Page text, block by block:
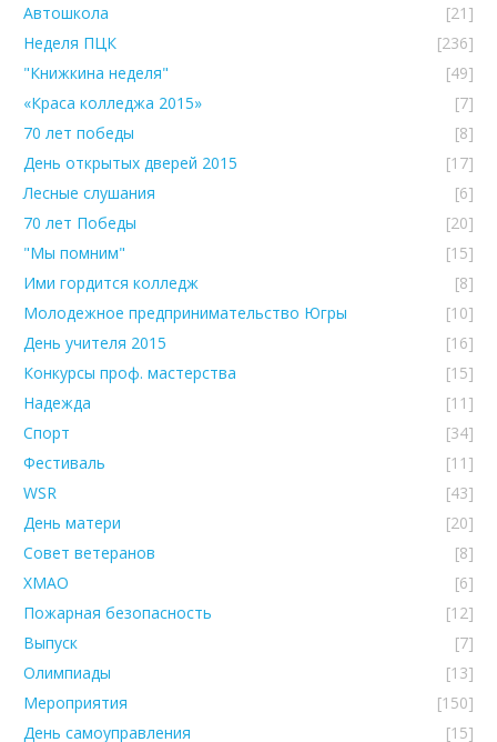
Автошкола
[21]
Неделя ПЦК
[236]
"Книжкина неделя"
[49]
«Краса колледжа 2015»
[7]
70 лет победы
[8]
День открытых дверей 2015
[17]
Лесные слушания
[6]
70 лет Победы
[20]
"Мы помним"
[15]
Ими гордится колледж
[8]
Молодежное предпринимательство Югры
[10]
День учителя 2015
[16]
Конкурсы проф. мастерства
[15]
Надежда
[11]
Спорт
[34]
Фестиваль
[11]
WSR
[43]
День матери
[20]
Совет ветеранов
[8]
ХМАО
[6]
Пожарная безопасность
[12]
Выпуск
[7]
Олимпиады
[13]
Мероприятия
[150]
День самоуправления
[15]